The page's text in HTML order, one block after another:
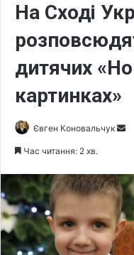
На Сході
дитячих
картинках»
Євген Коновальчук
d
a
n
e
m
Час читання: 2 хв.